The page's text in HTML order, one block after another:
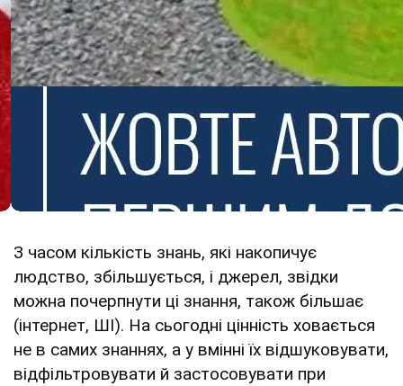
З часом кількість знань, які накопичує
людство, збільшується, і джерел, звідки
можна почерпнути ці знання, також більшає
(інтернет, ШІ). На сьогодні цінність ховається
не в самих знаннях, а у вмінні їх відшуковувати,
відфільтровувати й застосовувати при